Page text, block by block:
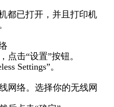
都已打开，并且打印机
点击“设置”按钮。
Settings”。
网络。选择你的无线网